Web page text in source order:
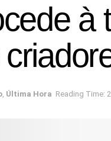
à
, Última Hora Reading Time: